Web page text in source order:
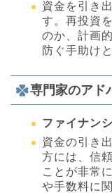
資金を引き
す。再投資
のか、計画
防ぐ手助け
専門家のアド
ファイナン
資金の引き
方には、信
ことが非常
や手数料に